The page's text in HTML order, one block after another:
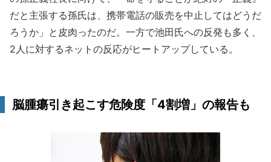
だと主張する孫氏は、携帯電話の販売を中止してはどうだ
ろうか」と皮肉ったのだ。一方で池田氏への反発も多く、
2人に対するネットの反応がヒートアップしている。
脳腫瘍引き起こす危険度「4割増」の報告も